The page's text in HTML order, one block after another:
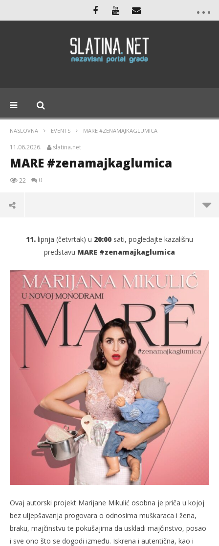
NASLOVNA EVENTS MARE #ZENAMAJKAGLUMICA
11.06.2026. slatina.net
MARE #zenamajkaglumica
22 0
TRENUTNO OTVORENO
MARE #zenamajkaglumica
slatina.net
11. lipnja (četvrtak) u 20:00 sati, pogledajte kazališnu
predstavu MARE #zenamajkaglumica
Ovaj autorski projekt Marijane Mikulić osobna je priča u kojoj
bez uljepšavanja progovara o odnosima muškaraca i žena,
braku, majčinstvu te pokušajima da uskladi majčinstvo, posao
i sve ono što se dogodi između. Iskrena i autentična, kao i